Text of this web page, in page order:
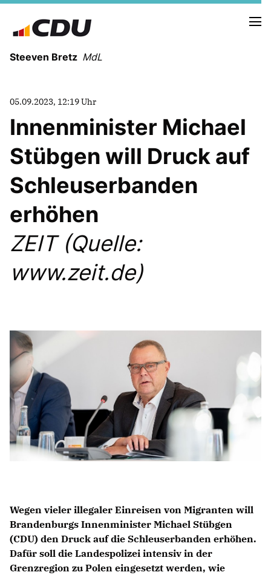
Steeven Bretz MdL
VITA
WAHLKREISBESUCHE
PRESSEFOTOS
MEIN BÜRGERBÜRO
MEIN WAHLKREIS
ZIELE
Redebeiträge
Anträge CDU
CDU Deutschland
CDU Fraktion im Brandenburger Landtag
CDU Brandenburg
CDU Potsdam
05.09.2023, 12:19 Uhr
Innenminister Michael
Stübgen will Druck auf
Schleuserbanden
erhöhen
ZEIT (Quelle:
www.zeit.de)
Wegen vieler illegaler Einreisen von Migranten will
Brandenburgs Innenminister Michael Stübgen
(CDU) den Druck auf die Schleuserbanden erhöhen.
Dafür soll die Landespolizei intensiv in der
Grenzregion zu Polen eingesetzt werden, wie